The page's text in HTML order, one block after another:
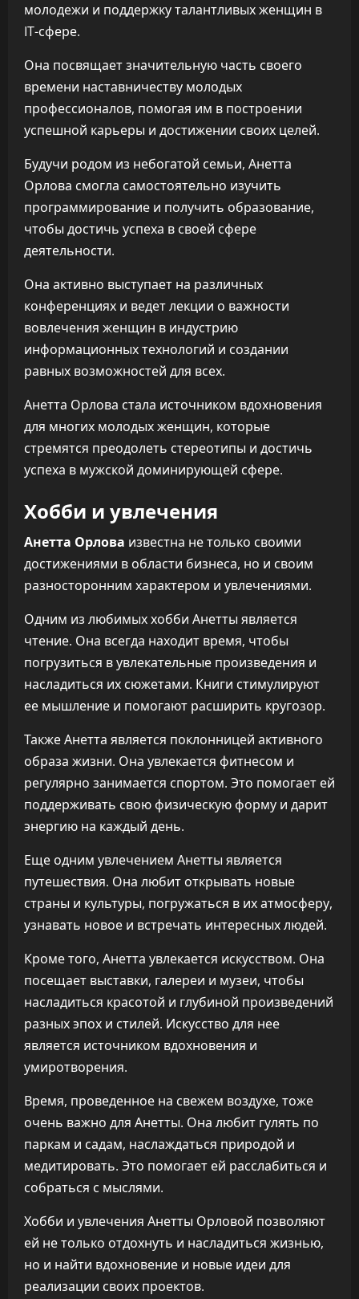
молодежи и поддержку талантливых женщин в
IT-сфере.
Она посвящает значительную часть своего
времени наставничеству молодых
профессионалов, помогая им в построении
успешной карьеры и достижении своих целей.
Будучи родом из небогатой семьи, Анетта
Орлова смогла самостоятельно изучить
программирование и получить образование,
чтобы достичь успеха в своей сфере
деятельности.
Она активно выступает на различных
конференциях и ведет лекции о важности
вовлечения женщин в индустрию
информационных технологий и создании
равных возможностей для всех.
Анетта Орлова стала источником вдохновения
для многих молодых женщин, которые
стремятся преодолеть стереотипы и достичь
успеха в мужской доминирующей сфере.
Хобби и увлечения
Анетта Орлова известна не только своими
достижениями в области бизнеса, но и своим
разносторонним характером и увлечениями.
Одним из любимых хобби Анетты является
чтение. Она всегда находит время, чтобы
погрузиться в увлекательные произведения и
насладиться их сюжетами. Книги стимулируют
ее мышление и помогают расширить кругозор.
Также Анетта является поклонницей активного
образа жизни. Она увлекается фитнесом и
регулярно занимается спортом. Это помогает ей
поддерживать свою физическую форму и дарит
энергию на каждый день.
Еще одним увлечением Анетты является
путешествия. Она любит открывать новые
страны и культуры, погружаться в их атмосферу,
узнавать новое и встречать интересных людей.
Кроме того, Анетта увлекается искусством. Она
посещает выставки, галереи и музеи, чтобы
насладиться красотой и глубиной произведений
разных эпох и стилей. Искусство для нее
является источником вдохновения и
умиротворения.
Время, проведенное на свежем воздухе, тоже
очень важно для Анетты. Она любит гулять по
паркам и садам, наслаждаться природой и
медитировать. Это помогает ей расслабиться и
собраться с мыслями.
Хобби и увлечения Анетты Орловой позволяют
ей не только отдохнуть и насладиться жизнью,
но и найти вдохновение и новые идеи для
реализации своих проектов.